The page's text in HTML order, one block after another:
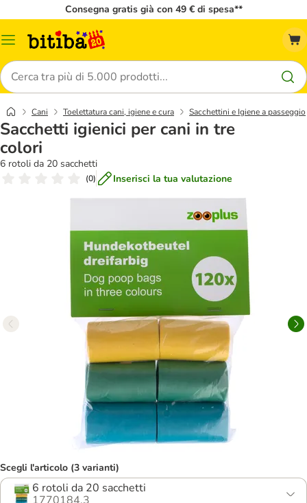
Consegna gratis già con 49 € di spesa**
Overview
Cerca
Cani Toelettatura cani, igiene e cura Sacchettini e Igiene a passeggio
Sacchetti igienici per cani in tre
colori
6 rotoli da 20 sacchetti
(0) Inserisci la tua valutazione
Scegli l'articolo (3 varianti)
6 rotoli da 20 sacchetti